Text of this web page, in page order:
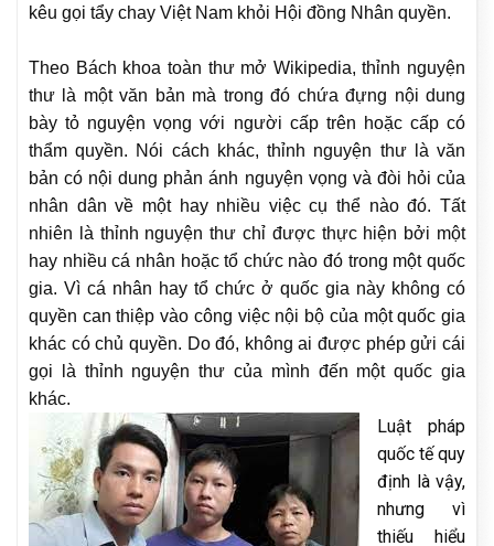
kêu gọi tẩy chay Việt Nam khỏi Hội đồng Nhân quyền.
Theo Bách khoa toàn thư mở Wikipedia, thỉnh nguyện
thư là một văn bản mà trong đó chứa đựng nội dung
bày tỏ nguyện vọng với người cấp trên hoặc cấp có
thẩm quyền. Nói cách khác, thỉnh nguyện thư là văn
bản có nội dung phản ánh nguyện vọng và đòi hỏi của
nhân dân về một hay nhiều việc cụ thể nào đó. Tất
nhiên là thỉnh nguyện thư chỉ được thực hiện bởi một
hay nhiều cá nhân hoặc tổ chức nào đó trong một quốc
gia. Vì cá nhân hay tổ chức ở quốc gia này không có
quyền can thiệp vào công việc nội bộ của một quốc gia
khác có chủ quyền. Do đó, không ai được phép gửi cái
gọi là thỉnh nguyện thư của mình đến một quốc gia
khác.
Luật pháp
quốc tế quy
định là vậy,
nhưng vì
thiếu hiểu